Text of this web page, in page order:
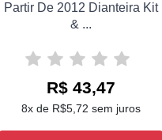
Partir De 2012 Dianteira Kit
& ...
R$ 43,47
8x de R$5,72 sem juros